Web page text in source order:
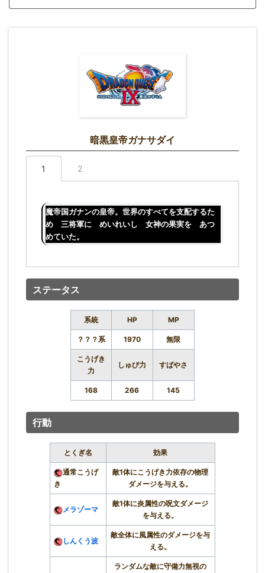
暗黒皇帝ガナサダイ
1 2
魔帝国ガナンの皇帝。世界のすべてを支配するた
め 三将軍に めいれいし 女神の果実を あつ
めていた。
ステータス
系統 HP MP
？？？系 1970 無限
こうげき
力
しゅび力 すばやさ
168 266 145
行動
とくぎ名 効果
通常こうげ
き
敵1体にこうげき力依存の物理
ダメージを与える。
メラゾーマ
敵1体に炎属性の呪文ダメージ
を与える。
しんくう波
敵全体に風属性のダメージを与
える。
ランダムな敵に守備力無視の